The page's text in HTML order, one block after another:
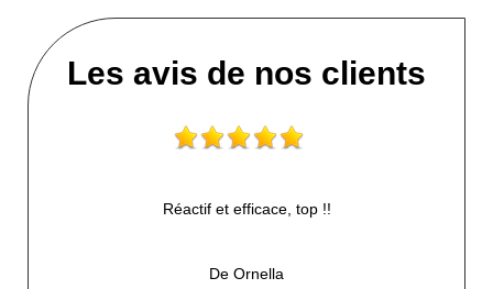
Les avis de nos clients
Réactif et efficace, top !!
De Ornella